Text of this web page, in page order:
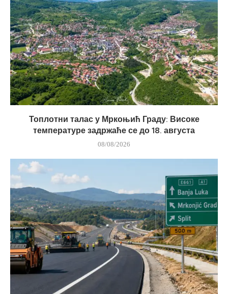
Топлотни талас у Мркоњић Граду: Високе
температуре задржаће се до 18. августа
08/08/2026